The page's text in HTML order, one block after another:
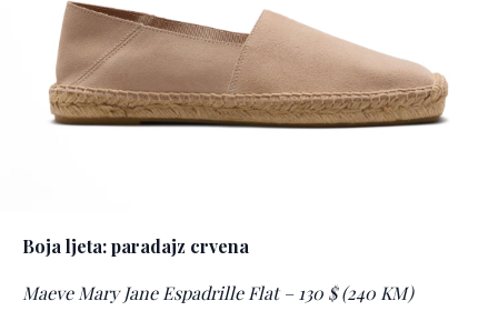
Boja ljeta: paradajz crvena
Maeve Mary Jane Espadrille Flat – 130 $ (240 KM)